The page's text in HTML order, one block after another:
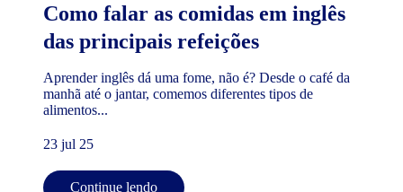
Como falar as comidas em inglês
das principais refeições
Aprender inglês dá uma fome, não é? Desde o café da
manhã até o jantar, comemos diferentes tipos de
alimentos...
23 jul 25
Continue lendo